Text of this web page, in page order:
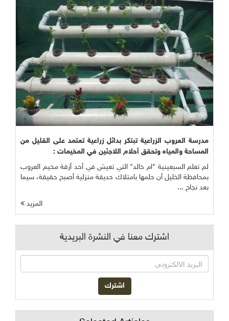
مدرسة العروب الزراعية تبتكر بدائل زراعية تعتمد على القليل من
المساحة والمياه وتحقق أحلام اللاجئين في المخيمات :
لم تعلم السبعينية "ام خالد" التي تعيش في أحد أزقة مخيم العروب
بمحافظة الخليل أن حلمها بامتلاك حديقة منزلية أصبح حقيقة، سيما
بعد نجاح ...
المزيد
اشترك معنا في النشرة البريدية